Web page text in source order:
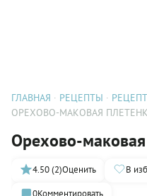
ГЛАВНАЯ РЕЦЕПТЫ
ОРЕХОВО-МАКОВАЯ
Орехово-
4.50 (2)Оценить В
0Комментировать